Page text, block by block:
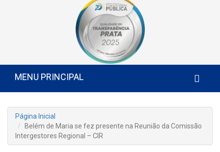
MENU PRINCIPAL
Página Inicial
Belém de Maria se fez presente na Reunião da Comissão
Intergestores Regional – CIR